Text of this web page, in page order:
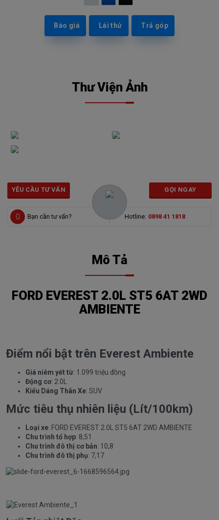
Báo giá Lái thử Trả góp
Thư Viện Ảnh
YÊU CẦU TƯ VẤN GỌI NGAY
Bạn cần tư vấn? Hotline: 0898 41 1818
Mô Tả
FORD EVEREST 2.0L ST5 6AT 2WD
AMBIENTE
Điểm nổi bật trên Everest Ambiente
Giá niêm yết từ: 1.099 triệu đồng
Động cơ: 2.0L
Kiểu Dáng Thân Xe: SUV
Mức tiêu thụ nhiên liệu (Lít/100km)
Loại xe: FORD EVEREST 2.0L ST5 6AT 2WD AMBIENTE
Chu trình tổ hợp: 8,51
Chu trình đô thị cơ bản: 10,8
Chu trình đô thị phụ: 7,17